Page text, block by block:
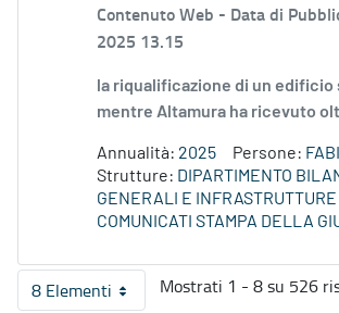
Contenuto Web - Data di
2025 13.15
la riqualificazione di un
mentre Altamura ha ricevuto
Annualità: 2025 Persone:
Strutture: DIPARTIMENTO
GENERALI E INFRASTRUTTURE
COMUNICATI STAMPA DELLA
8 ElementiPer pagina
Mostrati 1 - 8 su 526